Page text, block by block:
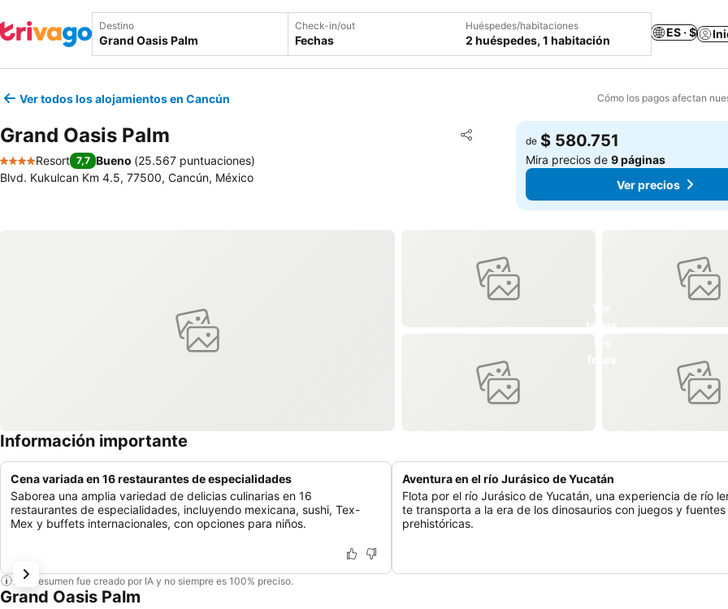
Destino Check-in/out
Fechas
Huéspedes/habitaciones
2 huéspedes, 1 habitación
ES · $
Ver todos los alojamientos en Cancún Cómo los pagos afectan
Grand Oasis Palm Compartir
Agregar a favoritos
4 Estrellas
Resort 7,7 Bueno (25.567 puntuaciones)
Blvd. Kukulcan Km 4.5, 77500, Cancún, México
de $ 580.751
Mira precios de9 páginas
Ver precios
Información importante
Cena variada en 16 restaurantes de especialidades
Saborea una amplia variedad de delicias culinarias en 16
restaurantes de especialidades, incluyendo mexicana, sushi, Tex-
Mex y buffets internacionales, con opciones para niños.
Aventura en el río Jurásico de Yucatán
Flota por el río Jurásico de Yucatán, una experiencia de río
te transporta a la era de los dinosaurios con juegos y fuentes
prehistóricas.
Este resumen fue creado por IA y no siempre es 100% preciso.
Grand Oasis Palm